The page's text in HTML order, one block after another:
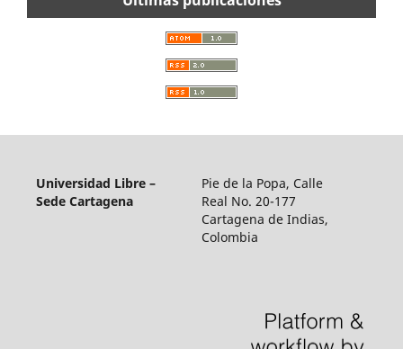
Universidad Libre –
Sede Cartagena
Pie de la Popa, Calle
Real No. 20-177
Cartagena de Indias,
Colombia